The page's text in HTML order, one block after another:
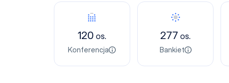
120os.
Konferencja
277os.
Bankiet